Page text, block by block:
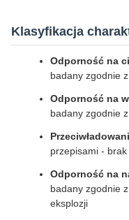
Klasyfikacja
Odporność na
badany zgodnie
Odporność na
badany zgodnie
przepisami - brak
Odporność na
badany zgodnie
eksplozji